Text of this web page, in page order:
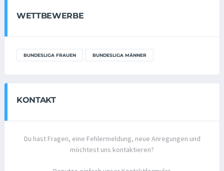
WETTBEWERBE
BUNDESLIGA FRAUEN BUNDESLIGA MÄNNER
KONTAKT
Du hast Fragen, eine Fehlermeldung, neue Anregungen und
möchtest uns kontaktieren?